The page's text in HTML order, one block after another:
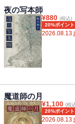
夜の写本師
¥880 (税込)
20%ポイント
2026.08.13
魔道師の月
¥1,100 (税
20%ポイント
2026.08.13